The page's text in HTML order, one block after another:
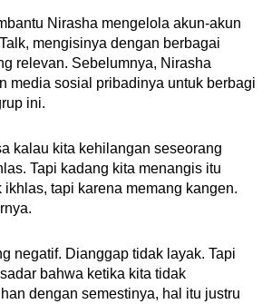
Nirasha mengelola akun-akun
mengisinya dengan berbagai
relevan. Sebelumnya, Nirasha
media sosial pribadinya untuk berbagi
ini.
kalau kita kehilangan seseorang
Tapi kadang kita menangis itu
ikhlas, tapi karena memang kangen.
negatif. Dianggap tidak layak. Tapi
bahwa ketika kita tidak
dengan semestinya, hal itu justru